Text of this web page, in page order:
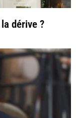
dérive ?